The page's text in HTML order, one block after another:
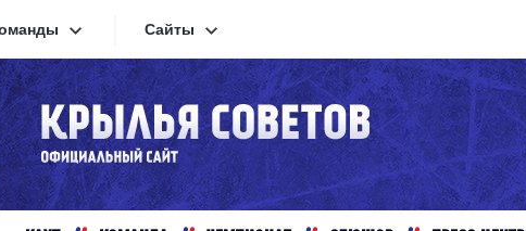
«Запад»
Золотой
Академия Михайлова
Конференция «Восток»
Дивизион Золотой
Авто
Сайты
Сайты
Видеотрансляции